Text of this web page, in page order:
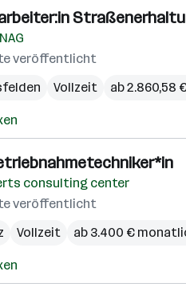
veröffentlicht
Vollzeit ab 2.860,58
consulting center
veröffentlicht
Vollzeit ab 3.400 €